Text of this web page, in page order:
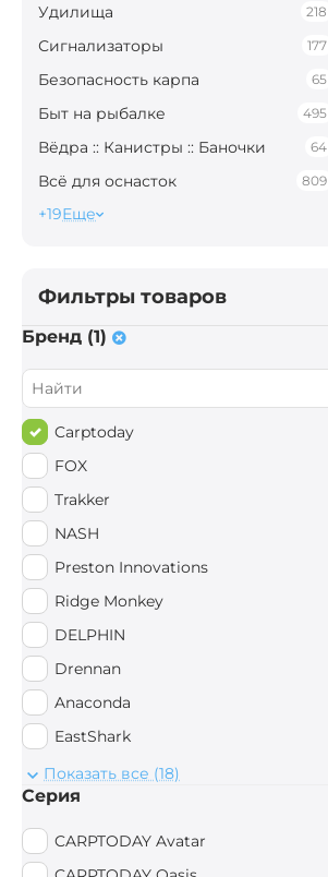
Удилища 218
Сигнализаторы 177
Безопасность карпа 65
Быт на рыбалке 495
Вёдра :: Канистры :: Баночки 64
Всё для оснасток 809
+19Еще
Фильтры товаров
Бренд (1)
Carptoday
FOX
Trakker
NASH
Preston Innovations
Ridge Monkey
DELPHIN
Drennan
Anaconda
EastShark
Sonik
AVID CARP
Следопыт
Mivardi
Показать все (18)
Серия
CARPTODAY Avatar